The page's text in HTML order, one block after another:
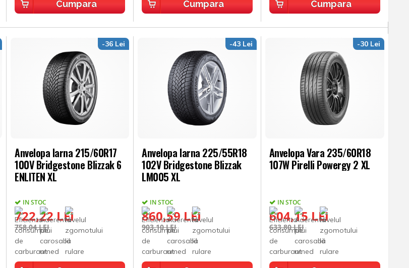
Cumpara Cumpara Cumpara
Anvelopa Iarna 215/60R17
100V Bridgestone Blizzak 6
ENLITEN XL
IN STOC
722,22 LEI
-36 Lei
758,04 LEI
Anvelopa Iarna 225/55R18
102V Bridgestone Blizzak
LM005 XL
IN STOC
860,59 LEI
-43 Lei
903,10 LEI
Anvelopa Vara 235/60R18
107W Pirelli Powergy 2 XL
IN STOC
604,15 LEI
-30 Lei
633,80 LEI